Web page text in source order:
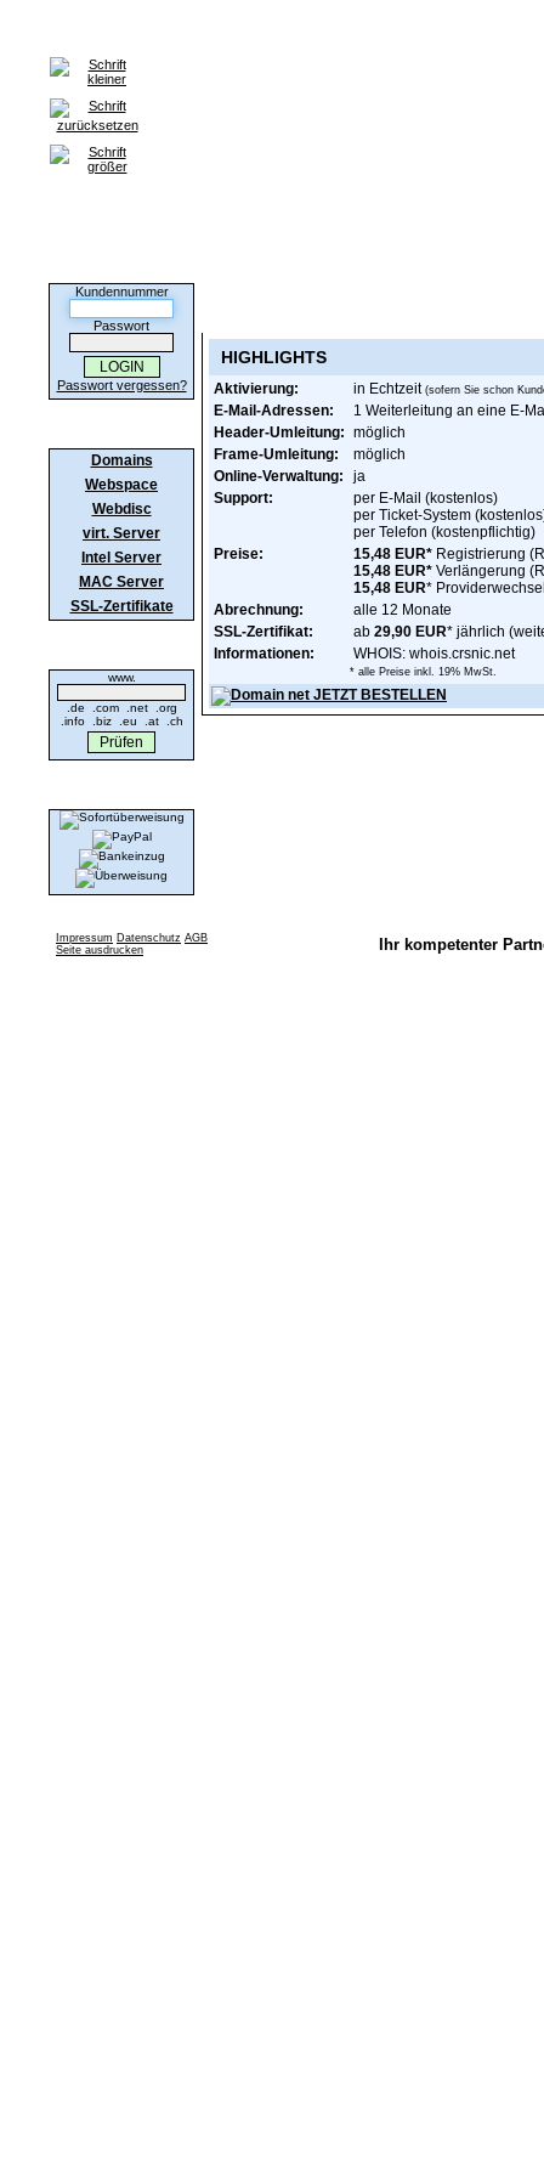
Kundennummer
Passwort
Passwort vergessen?
Domains
Webspace
Webdisc
virt. Server
Intel Server
MAC Server
SSL-Zertifikate
www.
.de .com .net .org
.info .biz .eu .at .ch
HIGHLIGHTS
Aktivierung: in Echtzeit (sofern Sie schon
E-Mail-Adressen:
1 Weiterleitung an eine E-
Header-Umleitung: möglich
Frame-Umleitung:
möglich
Online-Verwaltung:
ja
Support:
per E-Mail (kostenlos)
per Ticket-System
per Telefon (kostenpflichtig)
Preise:
15,48 EUR* Registrierung
15,48 EUR* Verlängerung
15,48 EUR*
Abrechnung:
alle 12 Monate
SSL-Zertifikat:
ab 29,90 EUR* jährlich
Informationen:
WHOIS: whois.crsnic.net
* alle Preise inkl. 19% MwSt.
Impressum Datenschutz AGB
Seite ausdrucken
Ihr kompetenter